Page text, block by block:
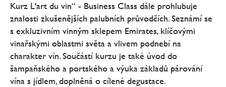
Kurz L'art du vin“ - Business Class dále prohlubuje
znalosti zkušenějších palubních průvodčích. Seznámí se
s exkluzivním vinným sklepem Emirates, klíčovými
vinařskými oblastmi světa a vlivem podnebí na
charakter vín. Součástí kurzu je také úvod do
šampaňského a portského a výuka základů párování
vína s jídlem, doplněná o cílené degustace.